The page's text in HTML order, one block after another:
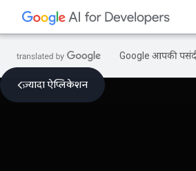
Google आपकी
ज़्यादा ऐप्लिकेशन